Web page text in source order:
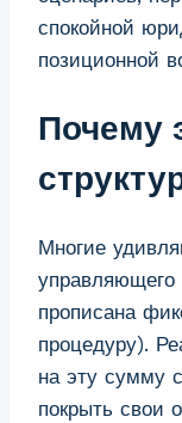
спокойной
позиционной
Почему
Многие
управляющего
прописана
процедуру).
на эту сумму
покрыть свои